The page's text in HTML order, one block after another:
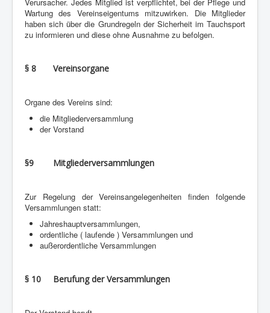
Wartung des Vereinseigentums mitzuwirken. Die Mitglieder
haben sich über die Grundregeln der Sicherheit im Tauchsport
zu informieren und diese ohne Ausnahme zu befolgen.
§ 8 Vereinsorgane
Organe des Vereins sind:
die Mitgliederversammlung
der Vorstand
§9 Mitgliederversammlungen
Zur Regelung der Vereinsangelegenheiten finden folgende
Versammlungen statt:
Jahreshauptversammlungen,
ordentliche ( laufende ) Versammlungen und
außerordentliche Versammlungen
§ 10 Berufung der Versammlungen